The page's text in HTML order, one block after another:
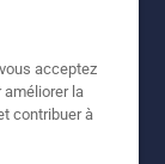
Les prix
Photos non
des prix de
acceptez
améliorer la
contribuer à